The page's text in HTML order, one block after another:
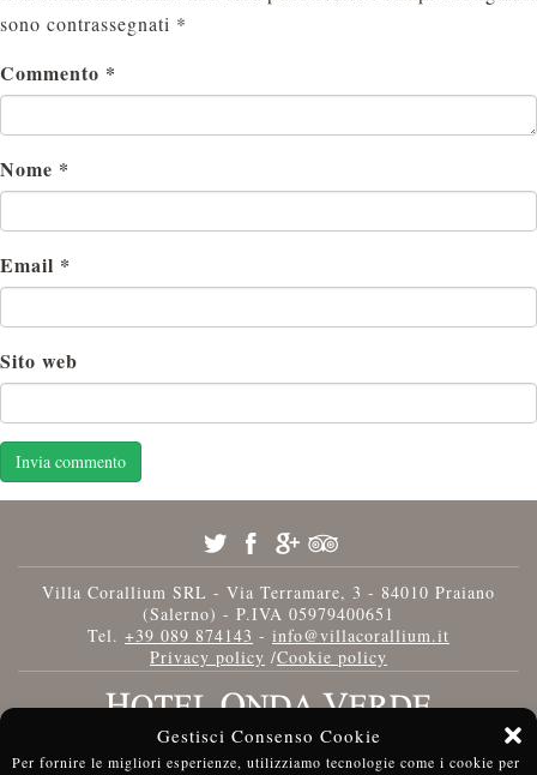
Gestisci Consenso Cookie
Per fornire le migliori esperienze, utilizziamo tecnologie come i cookie per
sono contrassegnati *
Commento *
Nome *
Email *
Sito web
Villa Corallium SRL - Via Terramare, 3 - 84010 Praiano
(Salerno) - P.IVA 05979400651
Tel. +39 089 874143 - info@villacorallium.it
Privacy policy /Cookie policy